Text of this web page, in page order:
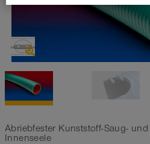
Abriebfester Kunststoff-Saug-
Innenseele